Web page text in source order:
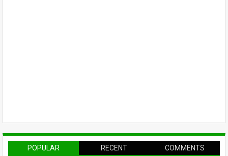
POPULAR RECENT COMMENTS